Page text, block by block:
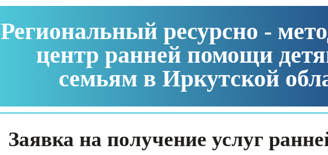
Региональный ресурсно -
центр ранней помощи
семьям в Иркутской
Заявка на получение услуг